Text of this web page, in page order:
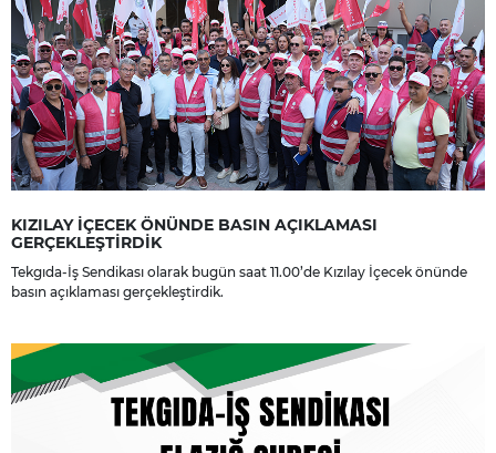
KIZILAY İÇECEK ÖNÜNDE BASIN AÇIKLAMASI
GERÇEKLEŞTİRDİK
Tekgıda-İş Sendikası olarak bugün saat 11.00’de Kızılay İçecek önünde
basın açıklaması gerçekleştirdik.